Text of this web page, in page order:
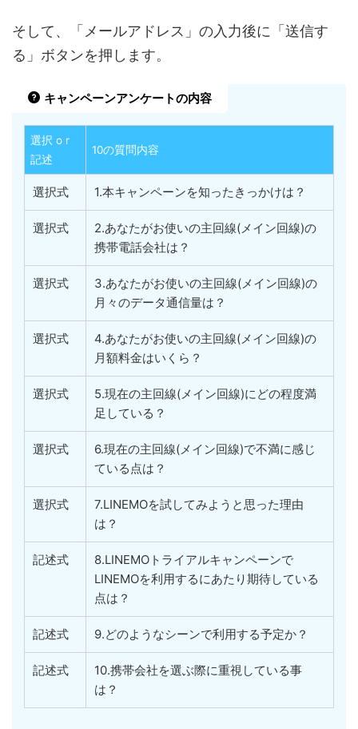
そして、「メールアドレス」の入力後に「送信す
る」ボタンを押します。
キャンペーンアンケートの内容
選択 o r
記述
10の質問内容
選択式 1.本キャンペーンを知ったきっかけは？
選択式
2.あなたがお使いの主回線(メイン回線)の
携帯電話会社は？
選択式
3.あなたがお使いの主回線(メイン回線)の
月々のデータ通信量は？
選択式
4.あなたがお使いの主回線(メイン回線)の
月額料金はいくら？
選択式
5.現在の主回線(メイン回線)にどの程度満
足している？
選択式
6.現在の主回線(メイン回線)で不満に感じ
ている点は？
選択式
7.LINEMOを試してみようと思った理由
は？
記述式
8.LINEMOトライアルキャンペーンで
LINEMOを利用するにあたり期待している
点は？
記述式 9.どのようなシーンで利用する予定か？
記述式
10.携帯会社を選ぶ際に重視している事
は？